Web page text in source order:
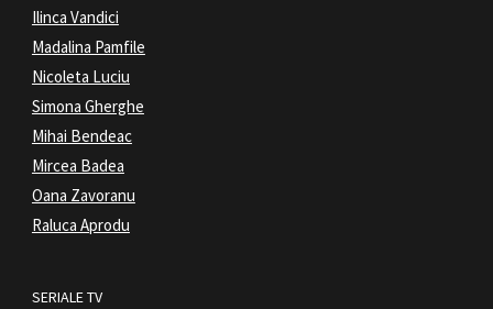
Ilinca Vandici
Madalina Pamfile
Nicoleta Luciu
Simona Gherghe
Mihai Bendeac
Mircea Badea
Oana Zavoranu
Raluca Aprodu
SERIALE TV